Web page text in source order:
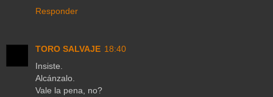
Responder
TORO SALVAJE 18:40
Insiste.
Alcánzalo.
Vale la pena, no?